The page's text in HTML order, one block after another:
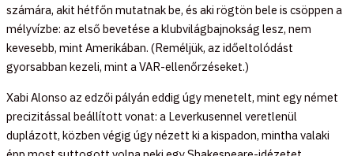
számára, akit hétfőn mutatnak be, és aki rögtön bele is csöppen a
mélyvízbe: az első bevetése a klubvilágbajnokság lesz, nem
kevesebb, mint Amerikában. (Reméljük, az időeltolódást
gyorsabban kezeli, mint a VAR-ellenőrzéseket.)
Xabi Alonso az edzői pályán eddig úgy menetelt, mint egy német
precizitással beállított vonat: a Leverkusennel veretlenül
duplázott, közben végig úgy nézett ki a kispadon, mintha valaki